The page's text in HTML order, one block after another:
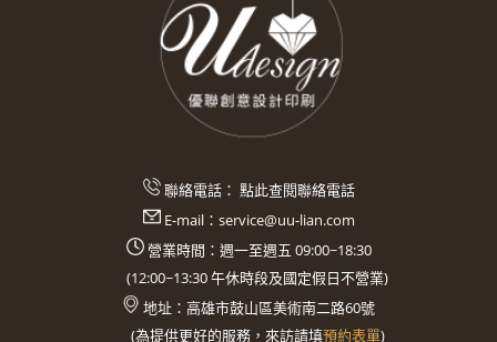
聯絡電話： 點此查閱聯絡電話
E-mail： service@uu-lian.com
營業時間：週一至週五 09:00~18:30
(12:00~13:30午休時段及國定假日不營業)
地址： 高雄市鼓山區美術南二路60號
(為提供更好的服務，來訪請填預約表單)